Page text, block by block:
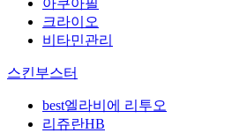
아쿠아필
크라이오
비타민관리
스킨부스터
best엘라비에 리투오
리쥬란HB